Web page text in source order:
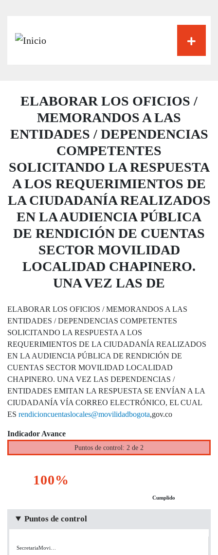
ELABORAR LOS OFICIOS /
MEMORANDOS A LAS
ENTIDADES / DEPENDENCIAS
COMPETENTES
SOLICITANDO LA RESPUESTA
A LOS REQUERIMIENTOS DE
LA CIUDADANÍA REALIZADOS
EN LA AUDIENCIA PÚBLICA
DE RENDICIÓN DE CUENTAS
SECTOR MOVILIDAD
LOCALIDAD CHAPINERO.
UNA VEZ LAS DE
ELABORAR LOS OFICIOS / MEMORANDOS A LAS
ENTIDADES / DEPENDENCIAS COMPETENTES
SOLICITANDO LA RESPUESTA A LOS
REQUERIMIENTOS DE LA CIUDADANÍA REALIZADOS
EN LA AUDIENCIA PÚBLICA DE RENDICIÓN DE
CUENTAS SECTOR MOVILIDAD LOCALIDAD
CHAPINERO. UNA VEZ LAS DEPENDENCIAS /
ENTIDADES EMITAN LA RESPUESTA SE ENVÍAN A LA
CIUDADANÍA VÍA CORREO ELECTRÓNICO, EL CUAL
ES rendicioncuentaslocales@movilidadbogota,gov.co
Indicador Avance
Puntos de control: 2 de 2
100%
Cumplido
Puntos de control
SecretariaMovi…